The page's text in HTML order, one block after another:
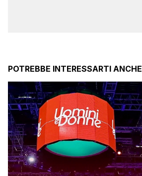
POTREBBE INTERESSARTI ANCHE